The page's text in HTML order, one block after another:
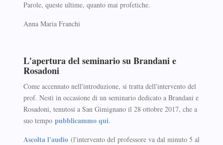
Parole, queste ultime, quanto mai profetiche.
Anna Maria Franchi
L'apertura del seminario su Brandani e
Rosadoni
Come accennato nell'introduzione, si tratta dell'intervento del
prof. Nesti in occasione di un seminario dedicato a Brandani e
Rosadoni, tenutosi a San Gimignano il 28 ottobre 2017, che a
suo tempo pubblicammo qui.
Ascolta l'audio(l'intervento del professore va dal minuto 5 al